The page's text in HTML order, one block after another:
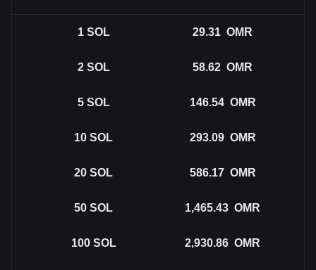
1 SOL 29.31 OMR
2 SOL 58.62 OMR
5 SOL 146.54 OMR
10 SOL 293.09 OMR
20 SOL 586.17 OMR
50 SOL 1,465.43 OMR
100 SOL 2,930.86 OMR